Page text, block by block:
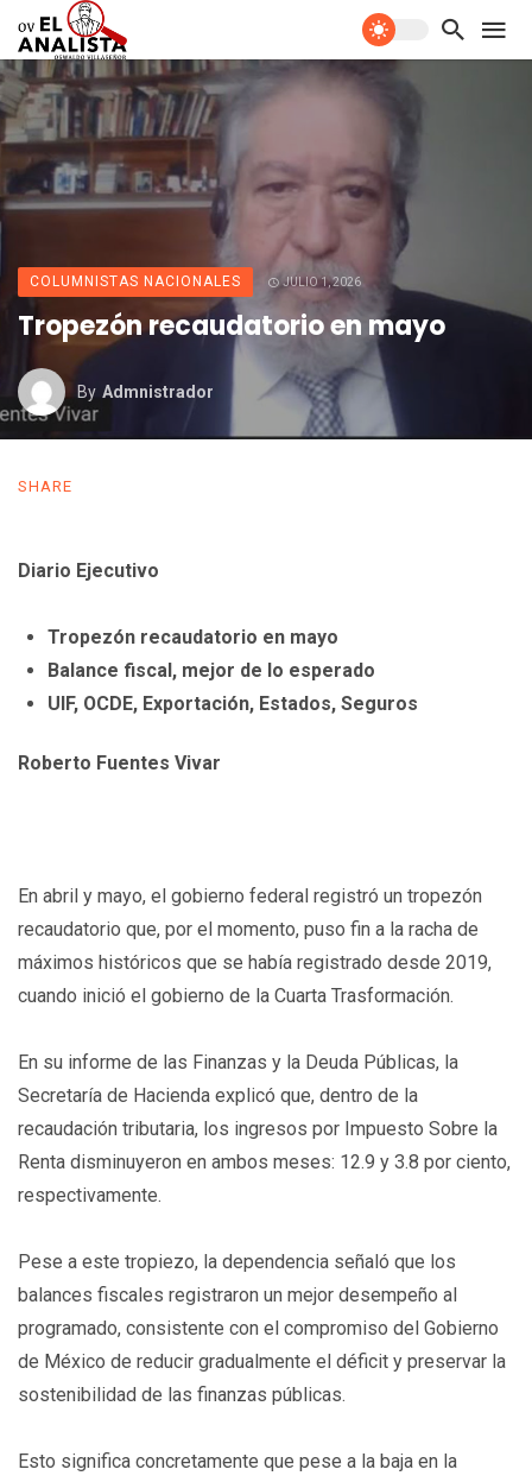
COLUMNISTAS NACIONALES JULIO 1, 2026
Tropezón recaudatorio en mayo
By Admnistrador
SHARE
Diario Ejecutivo
Tropezón recaudatorio en mayo
Balance fiscal, mejor de lo esperado
UIF, OCDE, Exportación, Estados, Seguros
Roberto Fuentes Vivar
En abril y mayo, el gobierno federal registró un tropezón
recaudatorio que, por el momento, puso fin a la racha de
máximos históricos que se había registrado desde 2019,
cuando inició el gobierno de la Cuarta Trasformación.
En su informe de las Finanzas y la Deuda Públicas, la
Secretaría de Hacienda explicó que, dentro de la
recaudación tributaria, los ingresos por Impuesto Sobre la
Renta disminuyeron en ambos meses: 12.9 y 3.8 por ciento,
respectivamente.
Pese a este tropiezo, la dependencia señaló que los
balances fiscales registraron un mejor desempeño al
programado, consistente con el compromiso del Gobierno
de México de reducir gradualmente el déficit y preservar la
sostenibilidad de las finanzas públicas.
Esto significa concretamente que pese a la baja en la